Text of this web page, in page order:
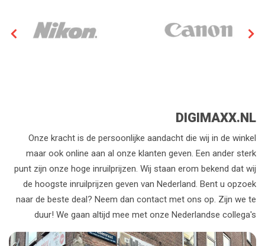
DIGIMAXX.NL
Onze kracht is de persoonlijke aandacht die wij in de winkel
maar ook online aan al onze klanten geven. Een ander sterk
punt zijn onze hoge inruilprijzen. Wij staan erom bekend dat wij
de hoogste inruilprijzen geven van Nederland. Bent u opzoek
naar de beste deal? Neem dan contact met ons op. Zijn we te
duur! We gaan altijd mee met onze Nederlandse collega's